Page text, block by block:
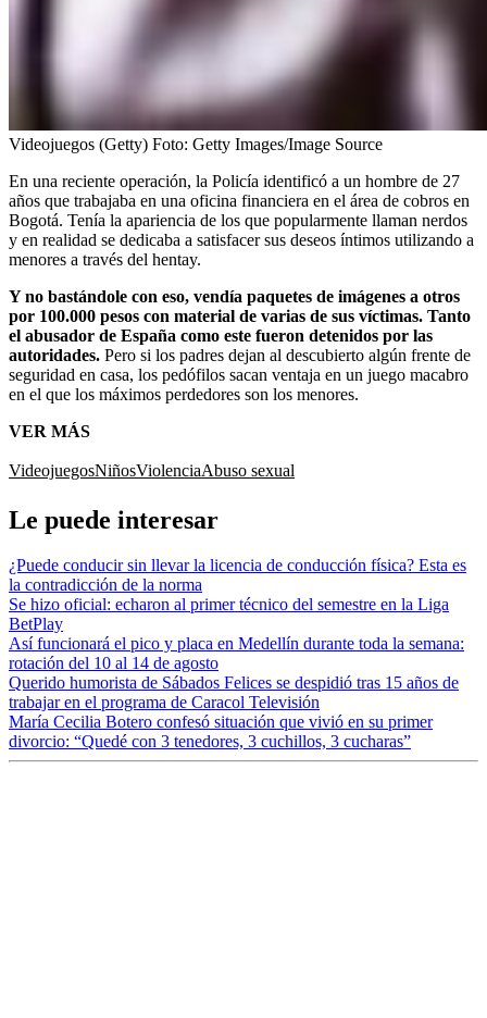
Videojuegos (Getty) Foto: Getty Images/Image Source
En una reciente operación, la Policía identificó a un hombre de 27
años que trabajaba en una oficina financiera en el área de cobros en
Bogotá. Tenía la apariencia de los que popularmente llaman nerdos
y en realidad se dedicaba a satisfacer sus deseos íntimos utilizando a
menores a través del hentay.
Y no bastándole con eso, vendía paquetes de imágenes a otros
por 100.000 pesos con material de varias de sus víctimas. Tanto
el abusador de España como este fueron detenidos por las
autoridades. Pero si los padres dejan al descubierto algún frente de
seguridad en casa, los pedófilos sacan ventaja en un juego macabro
en el que los máximos perdedores son los menores.
VER MÁS
VideojuegosNiñosViolenciaAbuso sexual
Le puede interesar
¿Puede conducir sin llevar la licencia de conducción física? Esta es
la contradicción de la norma
Se hizo oficial: echaron al primer técnico del semestre en la Liga
BetPlay
Así funcionará el pico y placa en Medellín durante toda la semana:
rotación del 10 al 14 de agosto
Querido humorista de Sábados Felices se despidió tras 15 años de
trabajar en el programa de Caracol Televisión
María Cecilia Botero confesó situación que vivió en su primer
divorcio: “Quedé con 3 tenedores, 3 cuchillos, 3 cucharas”